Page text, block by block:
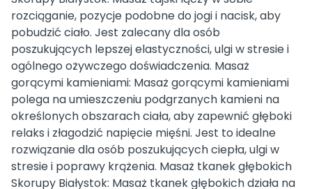
rozciąganie, pozycje podobne do jogi i nacisk, aby
pobudzić ciało. Jest zalecany dla osób
poszukujących lepszej elastyczności, ulgi w stresie i
ogólnego ożywczego doświadczenia. Masaż
gorącymi kamieniami: Masaż gorącymi kamieniami
polega na umieszczeniu podgrzanych kamieni na
określonych obszarach ciała, aby zapewnić głęboki
relaks i złagodzić napięcie mięśni. Jest to idealne
rozwiązanie dla osób poszukujących ciepła, ulgi w
stresie i poprawy krążenia. Masaż tkanek głębokich
Skorupy Białystok: Masaż tkanek głębokich działa na